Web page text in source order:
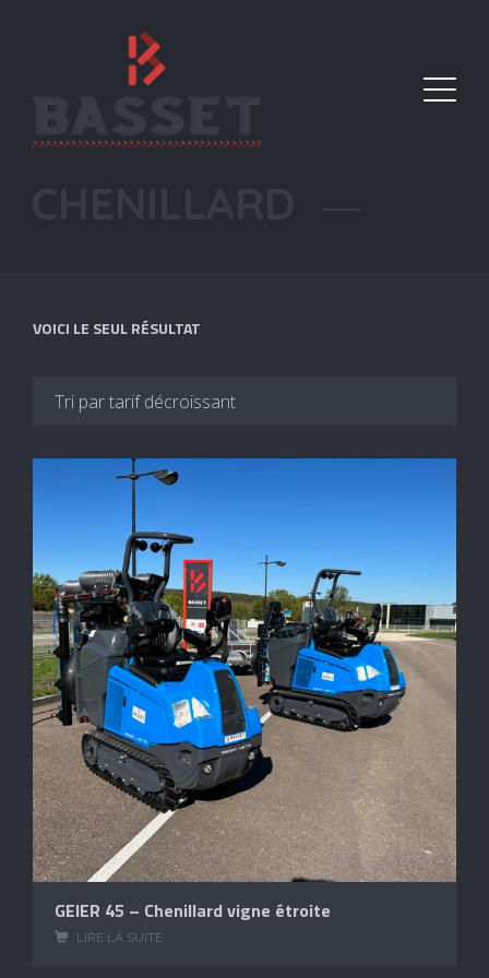
VOICI LE SEUL RÉSULTAT
GEIER 45 – Chenillard vigne étroite
LIRE LA SUITE